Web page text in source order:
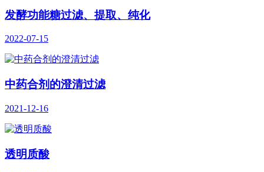
发酵功能糖过滤、提取、纯化
2022-07-15
中药合剂的澄清过滤
2021-12-16
透明质酸